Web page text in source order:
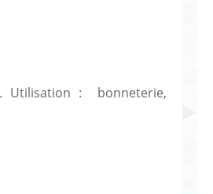
Utilisation : bonneterie,